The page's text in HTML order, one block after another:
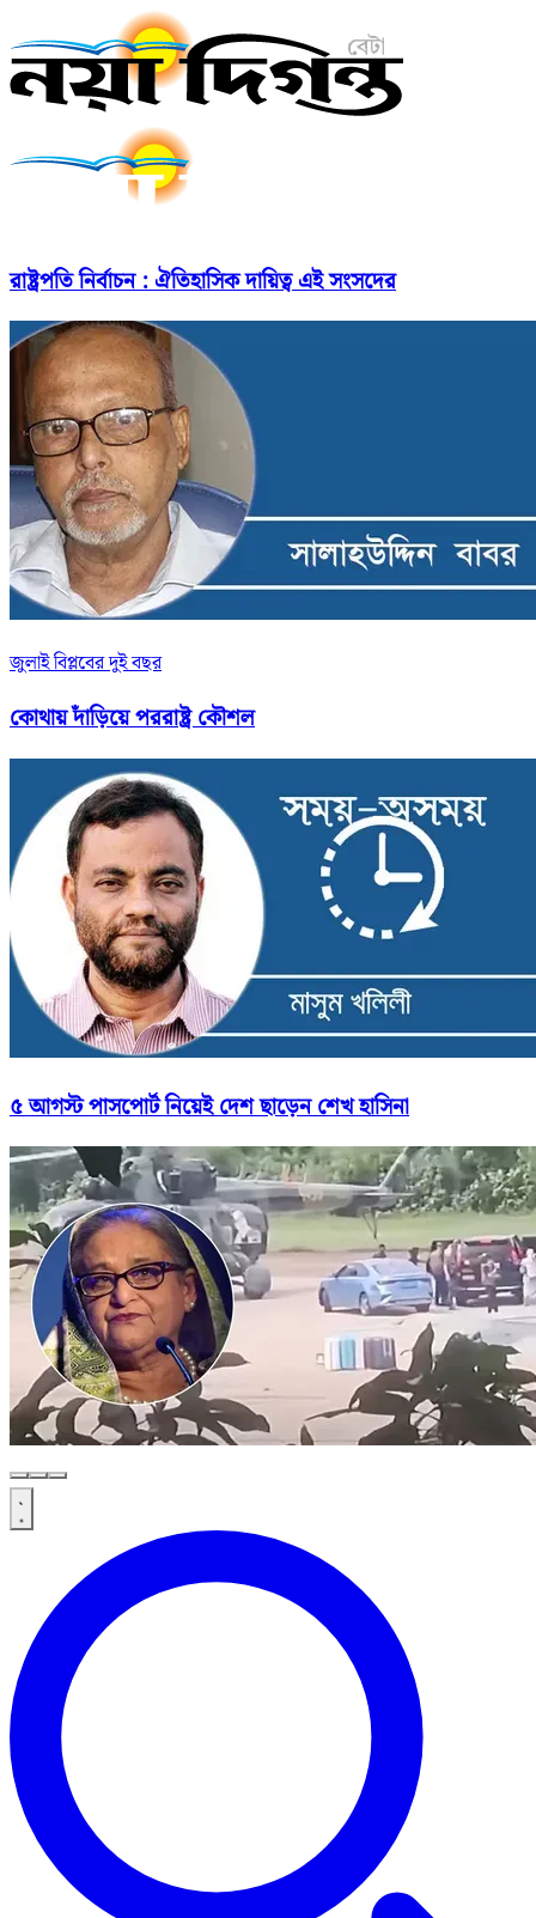
রাষ্ট্রপতি নির্বাচন : ঐতিহাসিক দায়িত্ব এই সংসদের
জুলাই বিপ্লবের দুই বছর
কোথায় দাঁড়িয়ে পররাষ্ট্র কৌশল
৫ আগস্ট পাসপোর্ট নিয়েই দেশ ছাড়েন শেখ হাসিনা